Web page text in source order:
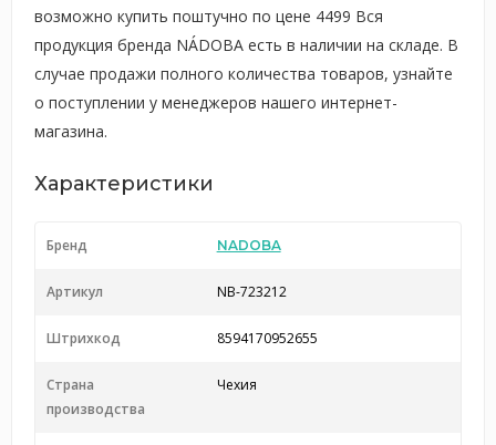
возможно купить поштучно по цене 4499 Вся
продукция бренда NÁDOBA есть в наличии на складе. В
случае продажи полного количества товаров, узнайте
о поступлении у менеджеров нашего интернет-
магазина.
Характеристики
Бренд NADOBA
Артикул NB-723212
Штрихкод 8594170952655
Страна
производства
Чехия